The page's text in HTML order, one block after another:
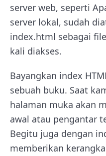
server web, seperti
server lokal, sudah
index.html sebagai
kali diakses.
Bayangkan index
sebuah buku. Saat
halaman muka akan
awal atau pengantar
Begitu juga dengan
memberikan